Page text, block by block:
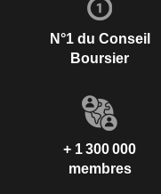
N°1 du Conseil
Boursier
+ 1 300 000
membres